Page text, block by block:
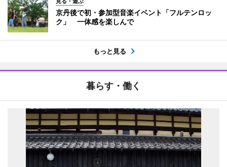
京丹後で初・参加型音楽イベント「フルテンロッ
ク」 一体感を楽しんで
もっと見る
暮らす・働く